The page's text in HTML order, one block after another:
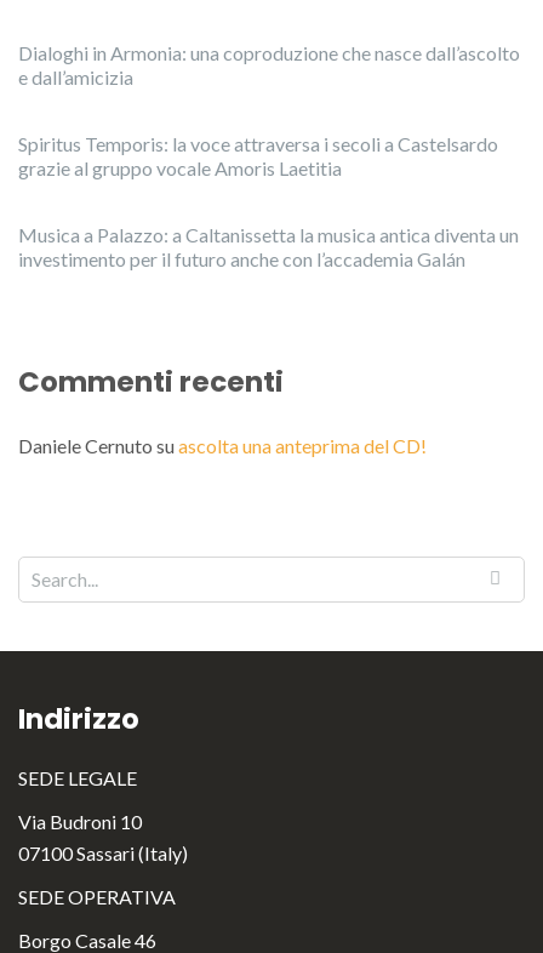
Dialoghi in Armonia: una coproduzione che nasce dall’ascolto
e dall’amicizia
Spiritus Temporis: la voce attraversa i secoli a Castelsardo
grazie al gruppo vocale Amoris Laetitia
Musica a Palazzo: a Caltanissetta la musica antica diventa un
investimento per il futuro anche con l’accademia Galán
Commenti recenti
Daniele Cernuto suascolta una anteprima del CD!
Indirizzo
SEDE LEGALE
Via Budroni 10
07100 Sassari (Italy)
SEDE OPERATIVA
Borgo Casale 46